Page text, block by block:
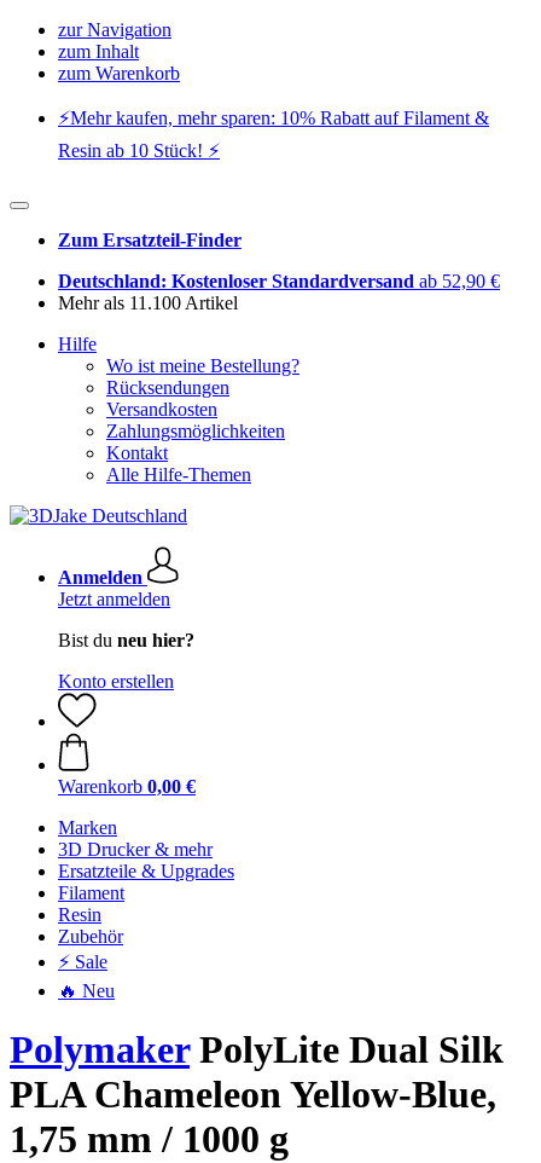
zur Navigation
zum Inhalt
zum Warenkorb
⚡️Mehr kaufen, mehr sparen: 10% Rabatt auf Filament &
Resin ab 10 Stück! ⚡️
Zum Ersatzteil-Finder
Deutschland: Kostenloser Standardversand ab 52,90 €
Mehr als 11.100 Artikel
Hilfe
Wo ist meine Bestellung?
Rücksendungen
Versandkosten
Zahlungsmöglichkeiten
Kontakt
Alle Hilfe-Themen
Anmelden
Jetzt anmelden
Bist du neu hier?
Konto erstellen
Warenkorb 0,00 €
Marken
3D Drucker & mehr
Ersatzteile & Upgrades
Filament
Resin
Zubehör
⚡ Sale
🔥 Neu
PolymakerPolyLite Dual Silk
PLA Chameleon Yellow-Blue,
1,75 mm / 1000 g